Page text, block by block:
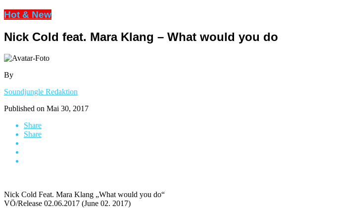
Hot & New
Nick Cold feat. Mara Klang – What would you do
By
Soundjungle Redaktion
Published on Mai 30, 2017
Share
Share
Nick Cold Feat. Mara Klang „What would you do“
VÖ/Release 02.06.2017 (June 02. 2017)